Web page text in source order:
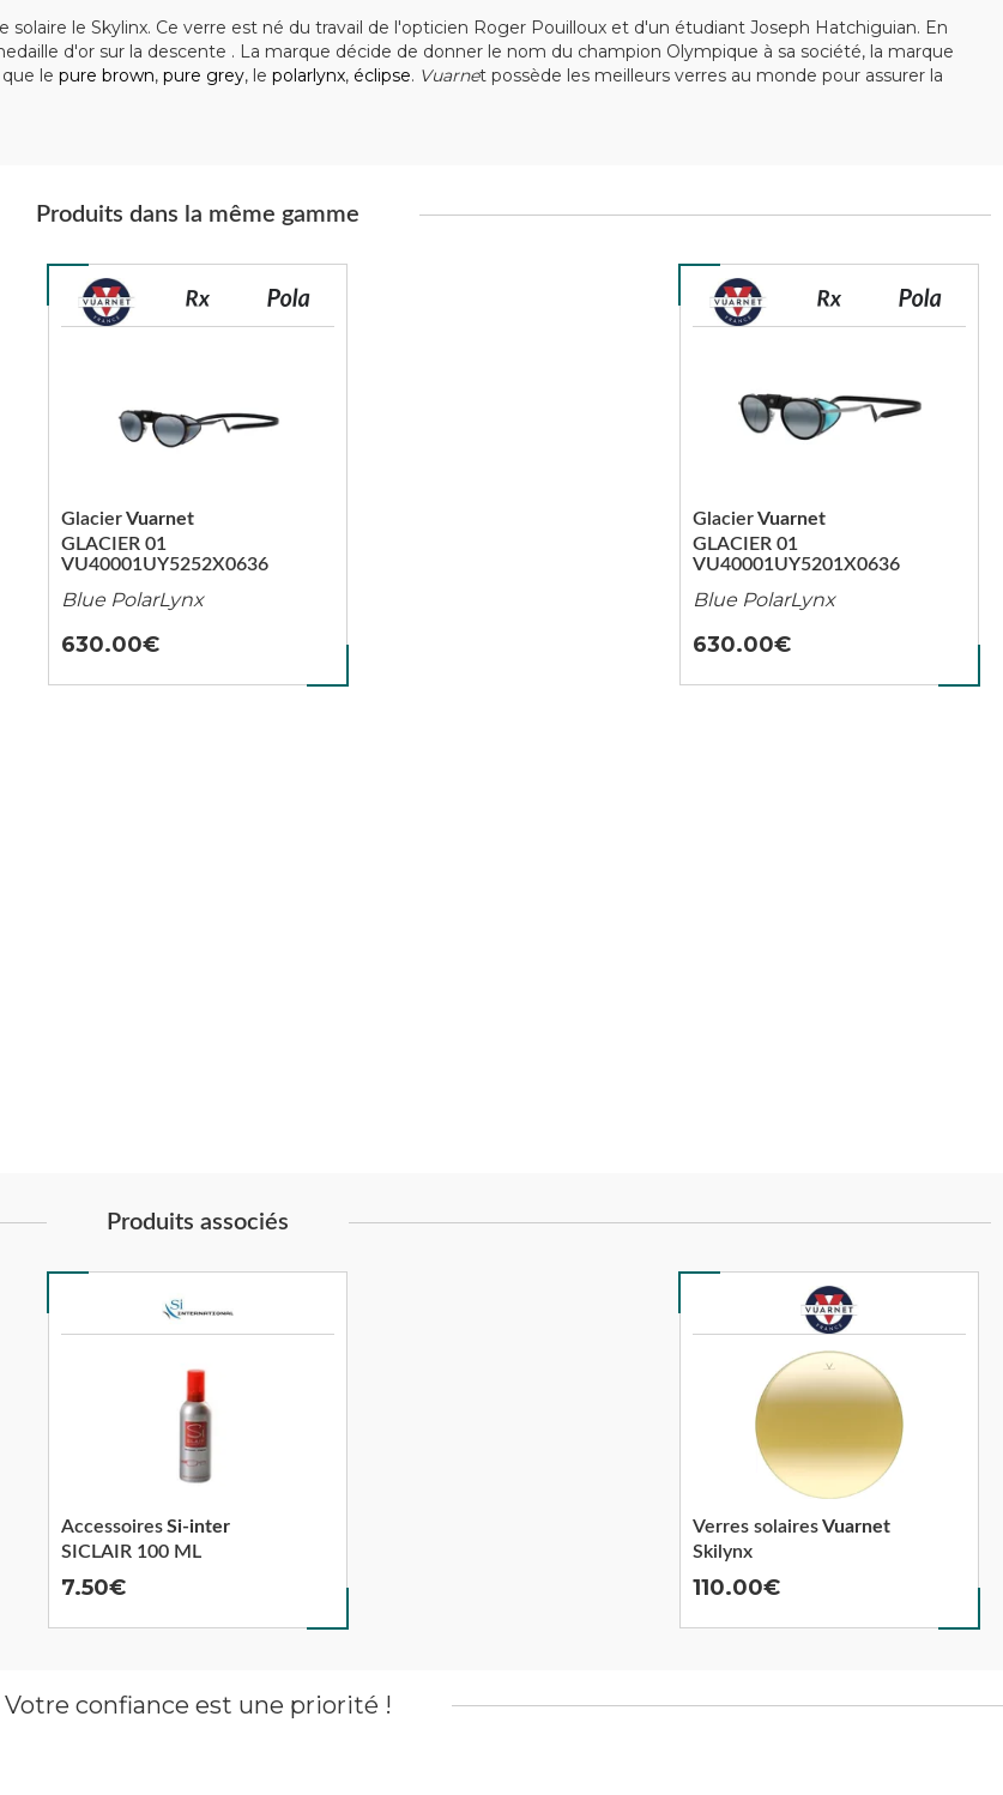
le Skylinx. Ce verre est né du travail de l'opticien Roger Pouilloux et d'un étudiant Joseph Hatchiguian. En
d'or sur la descente . La marque décide de donner le nom du champion Olympique à sa société, la marque
le pure brown, pure grey, le polarlynx, éclipse. Vuarnet possède les meilleurs verres au monde pour assurer la
Produits dans la même gamme
GLACIER 01
VU40001UY5252X0636
GlacierVuarnet
Blue PolarLynx
630.00
GLACIER 01
VU40001UY5201X0636
GlacierVuarnet
Blue PolarLynx
630.00
Produits associés
SICLAIR 100 ML
AccessoiresSi-inter
7.50
Skilynx
Verres solairesVuarnet
110.00
Votre confiance est une priorité !